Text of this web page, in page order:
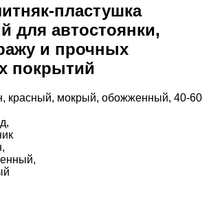
пластушка
для автостоянки,
и прочных
покрытий